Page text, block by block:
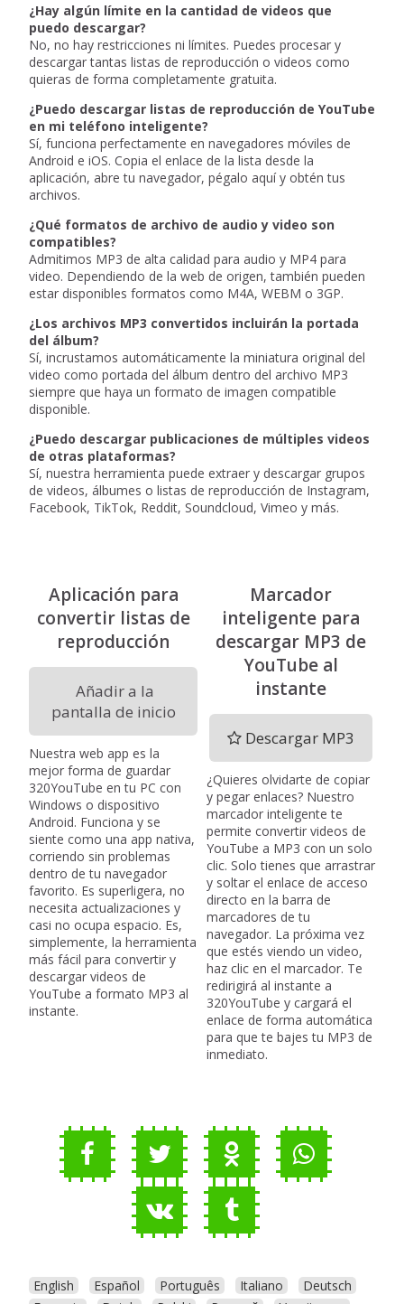
¿Hay algún límite en la cantidad de videos que
puedo descargar?
No, no hay restricciones ni límites. Puedes procesar y
descargar tantas listas de reproducción o videos como
quieras de forma completamente gratuita.
¿Puedo descargar listas de reproducción de YouTube
en mi teléfono inteligente?
Sí, funciona perfectamente en navegadores móviles de
Android e iOS. Copia el enlace de la lista desde la
aplicación, abre tu navegador, pégalo aquí y obtén tus
archivos.
¿Qué formatos de archivo de audio y video son
compatibles?
Admitimos MP3 de alta calidad para audio y MP4 para
video. Dependiendo de la web de origen, también pueden
estar disponibles formatos como M4A, WEBM o 3GP.
¿Los archivos MP3 convertidos incluirán la portada
del álbum?
Sí, incrustamos automáticamente la miniatura original del
video como portada del álbum dentro del archivo MP3
siempre que haya un formato de imagen compatible
disponible.
¿Puedo descargar publicaciones de múltiples videos
de otras plataformas?
Sí, nuestra herramienta puede extraer y descargar grupos
de videos, álbumes o listas de reproducción de Instagram,
Facebook, TikTok, Reddit, Soundcloud, Vimeo y más.
Aplicación para
convertir listas de
reproducción
Añadir a la
pantalla de inicio
Nuestra web app es la
mejor forma de guardar
320YouTube en tu PC con
Windows o dispositivo
Android. Funciona y se
siente como una app nativa,
corriendo sin problemas
dentro de tu navegador
favorito. Es superligera, no
necesita actualizaciones y
casi no ocupa espacio. Es,
simplemente, la herramienta
más fácil para convertir y
descargar videos de
YouTube a formato MP3 al
instante.
Marcador
inteligente para
descargar MP3 de
YouTube al
instante
Descargar MP3
¿Quieres olvidarte de copiar
y pegar enlaces? Nuestro
marcador inteligente te
permite convertir videos de
YouTube a MP3 con un solo
clic. Solo tienes que arrastrar
y soltar el enlace de acceso
directo en la barra de
marcadores de tu
navegador. La próxima vez
que estés viendo un video,
haz clic en el marcador. Te
redirigirá al instante a
320YouTube y cargará el
enlace de forma automática
para que te bajes tu MP3 de
inmediato.
English Español Português Italiano
Deutsch